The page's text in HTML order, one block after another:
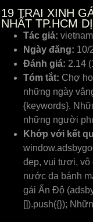
19 TRAI XINH
NHẤT TP.HCM
Tác giả:
Ngày đăng: 10/
Đánh giá: 2.14
Tóm tắt: Chợ
những ngày
{keywords}.
những người
Khớp với kết
đẹp, vui tươi,
nước da bánh
gái Ấn Độ
[]).push({});